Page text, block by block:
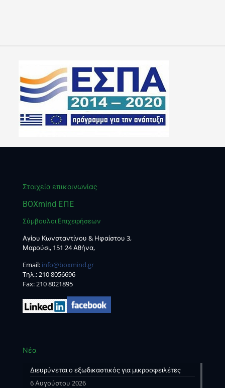
Στοιχεία επικοινωνίας
BOXmind ΕΠΕ
Σύμβουλοι Επιχειρήσεων
Αγίου Κωνσταντίνου & Ηφαίστου 3,
Μαρούσι, 151 24 Αθήνα,
Email: info@boxmind.gr
Tηλ.:210 8056696
Fax: 210 8021895
Νέα
Διευρύνεται ο εξωδικαστικός για μικροοφειλέτες
6 Αυγούστου 2026